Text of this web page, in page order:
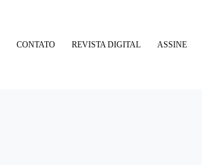
CONTATO REVISTA DIGITAL ASSINE